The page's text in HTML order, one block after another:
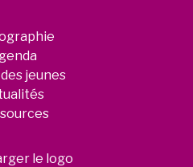
jeunes
le logo